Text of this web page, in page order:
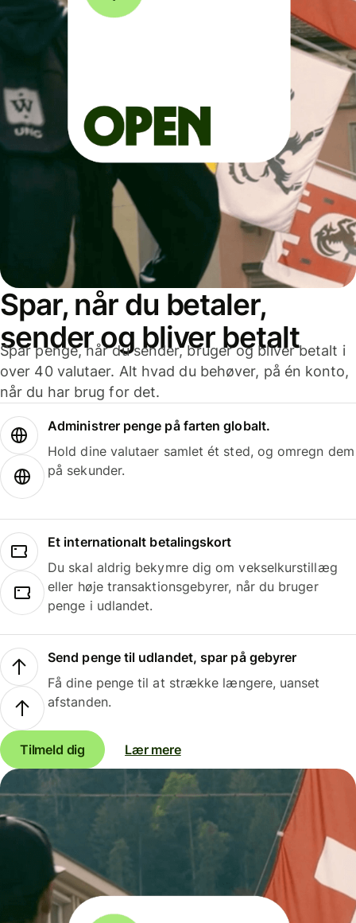
Spar, når du betaler,
sender og bliver betalt
Spar penge, når du sender, bruger og bliver betalt i
over 40 valutaer. Alt hvad du behøver, på én konto,
når du har brug for det.
Administrer penge på farten globalt.
Hold dine valutaer samlet ét sted, og omregn dem
på sekunder.
Et internationalt betalingskort
Du skal aldrig bekymre dig om vekselkurstillæg
eller høje transaktionsgebyrer, når du bruger
penge i udlandet.
Send penge til udlandet, spar på gebyrer
Få dine penge til at strække længere, uanset
afstanden.
Tilmeld dig Lær mere